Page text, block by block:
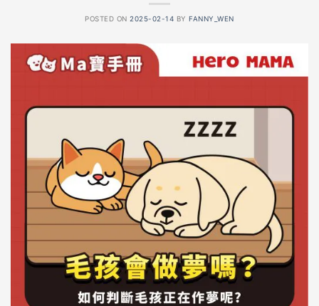
POSTED ON2025-02-14 BY FANNY_WEN